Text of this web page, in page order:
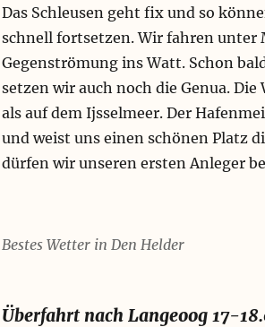
Das Schleusen geht fix und so
schnell fortsetzen. Wir fahren unter
Gegenströmung ins Watt. Schon
setzen wir auch noch die Genua.
als auf dem Ijsselmeer. Der
und weist uns einen schönen Platz
dürfen wir unseren ersten Anleger
Bestes Wetter in Den Helder
Überfahrt nach Langeoog 17-